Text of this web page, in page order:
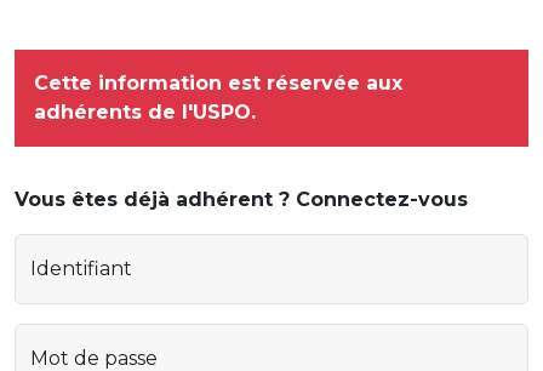
Cette information est réservée aux
adhérents de l'USPO.
Vous êtes déjà adhérent ? Connectez-vous
Identifiant
Mot de passe